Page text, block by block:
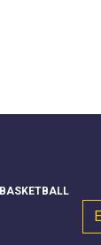
BASKETBALL